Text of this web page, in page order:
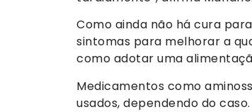
Como ainda não há cura
sintomas para melhorar a
como adotar uma
Medicamentos como
usados, dependendo do caso.